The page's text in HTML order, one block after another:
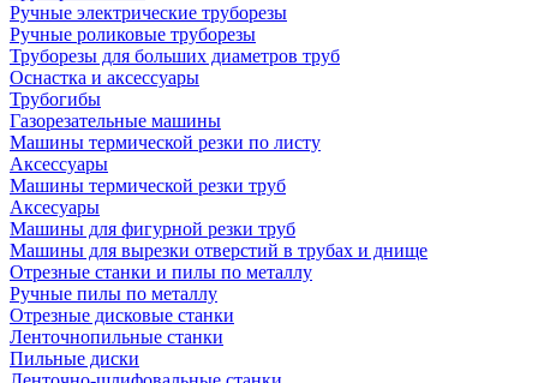
Ручные электрические труборезы
Ручные роликовые труборезы
Труборезы для больших диаметров труб
Оснастка и аксессуары
Трубогибы
Газорезательные машины
Машины термической резки по листу
Аксессуары
Машины термической резки труб
Аксесуары
Машины для фигурной резки труб
Машины для вырезки отверстий в трубах и днище
Отрезные станки и пилы по металлу
Ручные пилы по металлу
Отрезные дисковые станки
Ленточнопильные станки
Пильные диски